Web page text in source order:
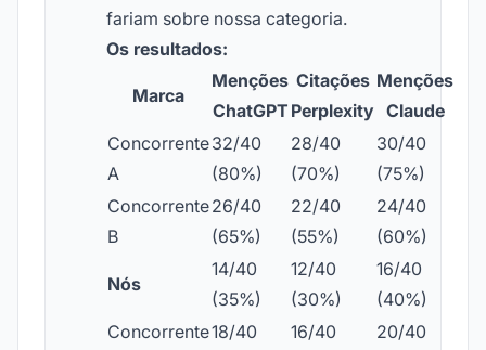
fariam sobre nossa categoria.
Os resultados:
Marca
Menções
ChatGPT
Citações
Perplexity
Menções
Claude
Concorrente
A
32/40
(80%)
28/40
(70%)
30/40
(75%)
Concorrente
B
26/40
(65%)
22/40
(55%)
24/40
(60%)
Nós
14/40
(35%)
12/40
(30%)
16/40
(40%)
Concorrente18/40
16/40
20/40